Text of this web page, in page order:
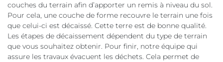
couches du terrain afin d’apporter un remis à niveau du sol.
Pour cela, une couche de forme recouvre le terrain une fois
que celui-ci est décaissé. Cette terre est de bonne qualité.
Les étapes de décaissement dépendent du type de terrain
que vous souhaitez obtenir. Pour finir, notre équipe qui
assure les travaux évacuent les déchets. Cela permet de